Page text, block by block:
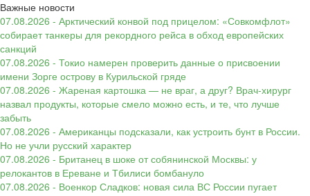
Важные новости
07.08.2026 - Арктический конвой под прицелом: «Совкомфлот»
собирает танкеры для рекордного рейса в обход европейских
санкций
07.08.2026 - Токио намерен проверить данные о присвоении
имени Зорге острову в Курильской гряде
07.08.2026 - Жареная картошка — не враг, а друг? Врач-хирург
назвал продукты, которые смело можно есть, и те, что лучше
забыть
07.08.2026 - Американцы подсказали, как устроить бунт в России.
Но не учли русский характер
07.08.2026 - Британец в шоке от собянинской Москвы: у
релокантов в Ереване и Тбилиси бомбануло
07.08.2026 - Военкор Сладков: новая сила ВС России пугает